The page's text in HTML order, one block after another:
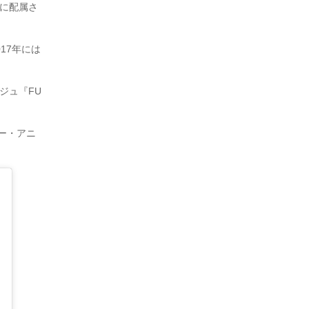
配属さ
年には
ュ『FU
・アニ